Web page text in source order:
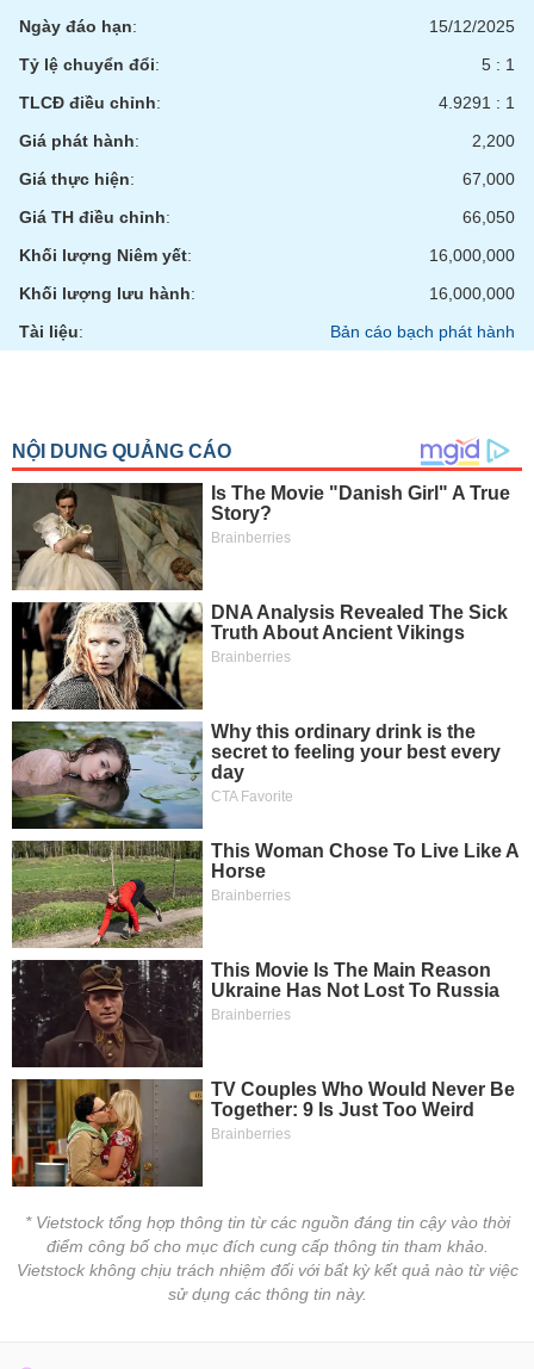
Ngày đáo hạn:
15/12/2025
Tỷ lệ chuyển đổi:
5 : 1
TLCĐ điều chỉnh:
4.9291 : 1
Giá phát hành:
2,200
Giá thực hiện:
67,000
Giá TH điều chỉnh:
66,050
Khối lượng Niêm yết:
16,000,000
Khối lượng lưu hành:
16,000,000
Tài liệu: Bản cáo bạch phát hành
* Vietstock tổng hợp thông tin từ các nguồn đáng tin cậy vào thời
điểm công bố cho mục đích cung cấp thông tin tham khảo.
Vietstock không chịu trách nhiệm đối với bất kỳ kết quả nào từ việc
sử dụng các thông tin này.
chính